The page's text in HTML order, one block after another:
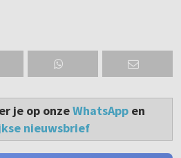
je op onzeWhatsAppen
nieuwsbrief